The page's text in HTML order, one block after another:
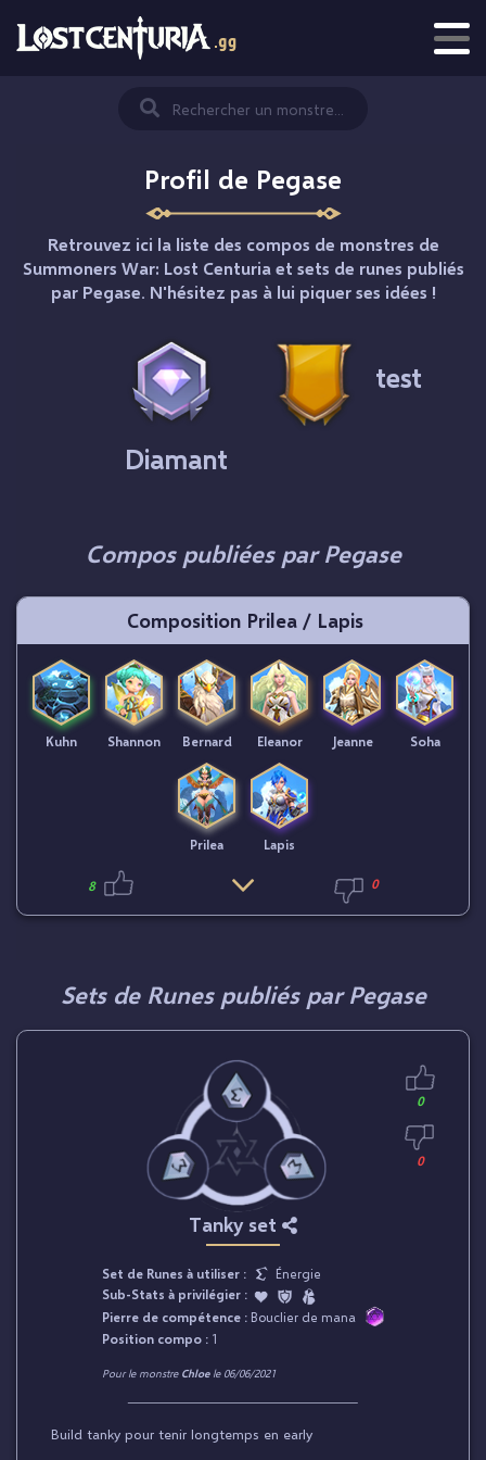
Profil de Pegase
Retrouvez ici la liste des compos de monstres de
Summoners War: Lost Centuria et sets de runes publiés
par Pegase. N'hésitez pas à lui piquer ses idées !
Diamant
test
Compos publiées par Pegase
Composition Prilea / Lapis
8 0
Kuhn Shannon Bernard Eleanor Jeanne Soha
Prilea Lapis
Sets de Runes publiés par Pegase
Tanky set
Set de Runes à utiliser :
Énergie
Sub-Stats à privilégier :
Pierre de compétence : Bouclier de mana
Position compo : 1
Pour le monstre Chloele 06/06/2021
Build tanky pour tenir longtemps en early
0
0